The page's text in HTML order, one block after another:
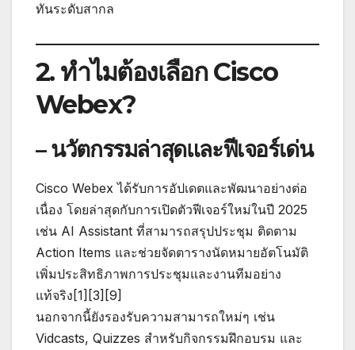
ทันระดับสากล
2. ทำไมต้องเลือก Cisco
Webex?
– นวัตกรรมล่าสุดและฟีเจอร์เด่น
Cisco Webex ได้รับการอัปเดตและพัฒนาอย่างต่อ
เนื่อง โดยล่าสุดกับการเปิดตัวฟีเจอร์ใหม่ในปี 2025
เช่น AI Assistant ที่สามารถสรุปประชุม ติดตาม
Action Items และช่วยจัดตารางนัดหมายอัตโนมัติ
เพิ่มประสิทธิภาพการประชุมและงานทีมอย่าง
แท้จริง[1][3][9]
นอกจากนี้ยังรองรับความสามารถใหม่ๆ เช่น
Vidcasts, Quizzes สำหรับกิจกรรมฝึกอบรม และ